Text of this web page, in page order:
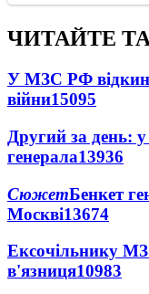
ЧИТАЙТЕ
У МЗС РФ
війни15095
Другий за день:
генерала13936
СюжетБенкет
Москві13674
Ексочільнику
в'язниця10983